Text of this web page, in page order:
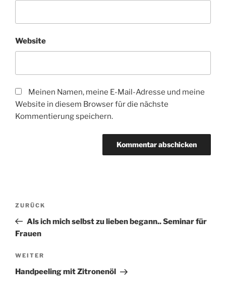
Website
Meinen Namen, meine E-Mail-Adresse und meine
Website in diesem Browser für die nächste
Kommentierung speichern.
Beitragsnavigation
Vorheriger
Beitrag
ZURÜCK
Als ich mich selbst zu lieben begann.. Seminar für
Frauen
Nächster
Beitrag
WEITER
Handpeeling mit Zitronenöl